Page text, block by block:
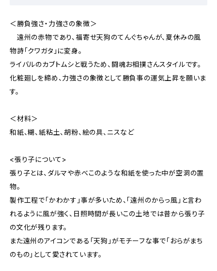
＜勝負強さ・力強さの象徴＞
遠州の赤物であり、福寄せ天狗のてんぐちゃんが、夏休みの風
物詩「クワガタ」に変身。
ライバルのカブトムシと戦うため、闘魂お相撲さんスタイルです。
化粧廻しを締め、力強さの象徴として勝負事の運気上昇を願いま
す。
＜材料＞
和紙、糊、紙粘土、胡粉、絵の具、ニスなど
<張り子について>
張り子とは、ダルマや赤べこのような和紙を使った中が空洞の置
物。
製作工程で「かわかす」事が多いため、「遠州のからっ風」と言わ
れるように風が強く、日照時間が長いこの土地では昔から張り子
の文化が残ります。
また遠州のアイコンである「天狗」がモチーフな事で「おらがまち
のもの」として愛されています。